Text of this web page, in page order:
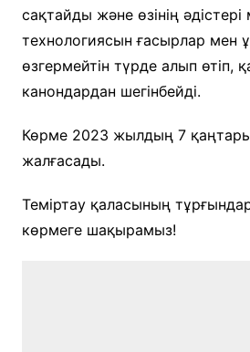
сақтайды және өзінің әдістері
технологиясын ғасырлар мен
өзгермейтін түрде алып өтіп,
канондардан шегінбейді.
Көрме 2023 жылдың 7
жалғасады.
Теміртау қаласының
көрмеге шақырамыз!